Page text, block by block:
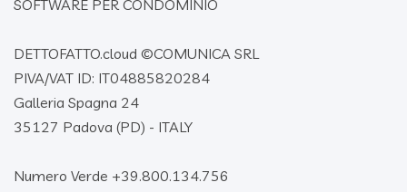
SOFTWARE PER CONDOMINIO
DETTOFATTO.cloud ©COMUNICA SRL
PIVA/VAT ID: IT04885820284
Galleria Spagna 24
35127 Padova (PD) - ITALY
Numero Verde +39.800.134.756